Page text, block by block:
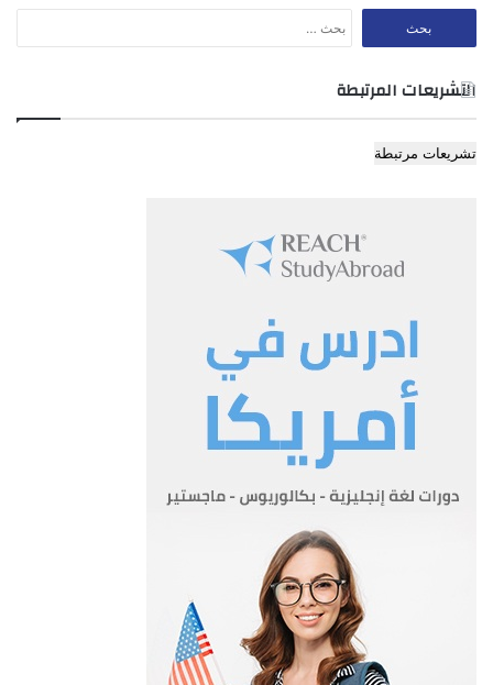
تعفى من الرسوم التصاريح الممنوحة من اجل تحويل مبالغ لغايات
تعليمية.
لا تستوفي الرسوم المذكورة عن المعاملات الخاصة بالحكومة
الاجنبية عند تحويلها لحساب حكوماتها شريطة المعاملة بالمثل.
تدفع جميع هذه المبالغ التي تستوفي بموجب هذا النظام الى وزارة
المالية وتقيد في واردات المادة التي تعود لها.
يلغى نظام الدفاع رقم 1 لسنة 1949 ونظام الدفاع رقم 1 لسنة 1950.
عن:
التشريعات المرتبطة
تشريعات مرتبطة